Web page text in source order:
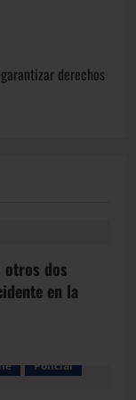
derechos
otros dos
en la
Policial